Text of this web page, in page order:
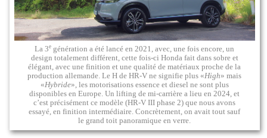
La 3e génération a été lancé en 2021, avec, une fois encore, un
design totalement différent, cette fois-ci Honda fait dans sobre et
élégant, avec une finition et une qualité de matériaux proche de la
production allemande. Le H de HR-V ne signifie plus «High» mais
«Hybride», les motorisations essence et diesel ne sont plus
disponibles en Europe. Un lifting de mi-carrière a lieu en 2024, et
c’est précisément ce modèle (HR-V III phase 2) que nous avons
essayé, en finition intermédiaire. Concrètement, on avait tout sauf
le grand toit panoramique en verre.